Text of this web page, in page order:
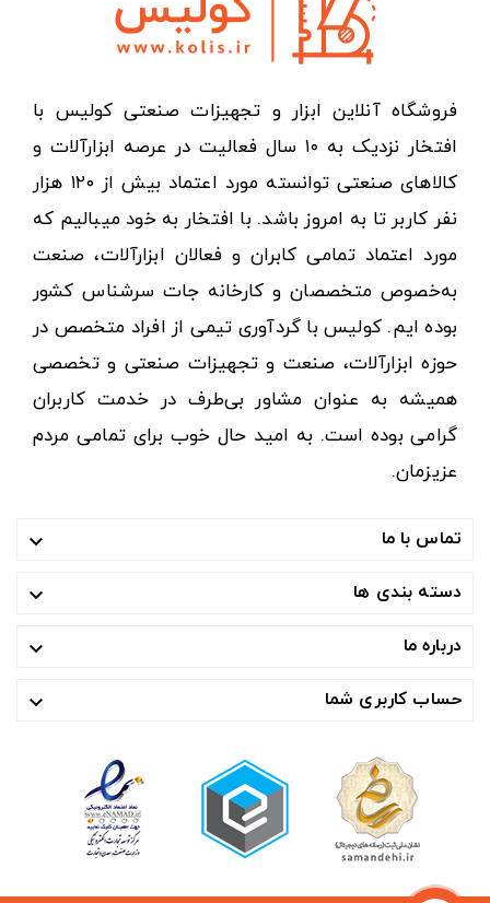
فروشگاه آنلاین ابزار و تجهیزات صنعتی کولیس با
افتخار نزدیک به ۱۰ سال فعالیت در عرصه ابزارآلات و
کالاهای صنعتی توانسته مورد اعتماد بیش از ۱۲۰ هزار
نفر کاربر تا به امروز باشد. با افتخار به خود میبالیم که
مورد اعتماد تمامی کابران و فعالان ابزارآلات، صنعت
به‌خصوص متخصصان و کارخانه جات سرشناس کشور
بوده ایم. کولیس با گردآوری تیمی از افراد متخصص در
حوزه ابزارآلات، صنعت و تجهیزات صنعتی و تخصصی
همیشه به عنوان مشاور بی‌طرف در خدمت کاربران
گرامی بوده است. به امید حال خوب برای تمامی مردم
عزیزمان.
تماس با ما 
دسته بندی ها 
درباره ما 
حساب کاربری شما 